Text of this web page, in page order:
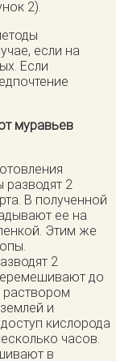
2).
если на
Если
муравьев
разводят 2
В полученной
ее на
Этим же
2
до
раствором
и
кислорода
часов.
в